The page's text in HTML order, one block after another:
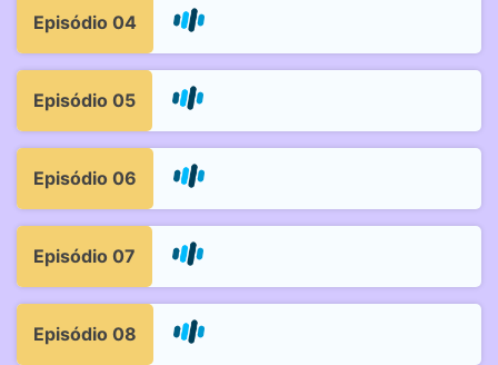
Episódio 04
Episódio 05
Episódio 06
Episódio 07
Episódio 08